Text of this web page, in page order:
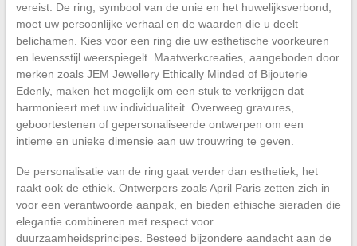
vereist. De ring, symbool van de unie en het huwelijksverbond,
moet uw persoonlijke verhaal en de waarden die u deelt
belichamen. Kies voor een ring die uw esthetische voorkeuren
en levensstijl weerspiegelt. Maatwerkcreaties, aangeboden door
merken zoals JEM Jewellery Ethically Minded of Bijouterie
Edenly, maken het mogelijk om een stuk te verkrijgen dat
harmonieert met uw individualiteit. Overweeg gravures,
geboortestenen of gepersonaliseerde ontwerpen om een
intieme en unieke dimensie aan uw trouwring te geven.
De personalisatie van de ring gaat verder dan esthetiek; het
raakt ook de ethiek. Ontwerpers zoals April Paris zetten zich in
voor een verantwoorde aanpak, en bieden ethische sieraden die
elegantie combineren met respect voor
duurzaamheidsprincipes. Besteed bijzondere aandacht aan de